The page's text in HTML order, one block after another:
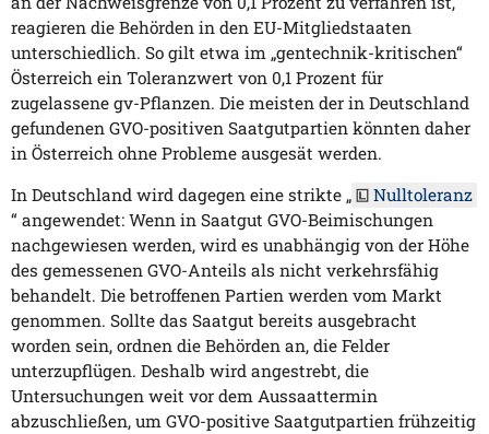
reagieren die Behörden in den EU-Mitgliedstaaten
unterschiedlich. So gilt etwa im „gentechnik-kritischen“
Österreich ein Toleranzwert von 0,1 Prozent für
zugelassene gv-Pflanzen. Die meisten der in Deutschland
gefundenen GVO-positiven Saatgutpartien könnten daher
in Österreich ohne Probleme ausgesät werden.
In Deutschland wird dagegen eine strikte „
Nulltoleranz
“ angewendet: Wenn in Saatgut GVO-Beimischungen
nachgewiesen werden, wird es unabhängig von der Höhe
des gemessenen GVO-Anteils als nicht verkehrsfähig
behandelt. Die betroffenen Partien werden vom Markt
genommen. Sollte das Saatgut bereits ausgebracht
worden sein, ordnen die Behörden an, die Felder
unterzupflügen. Deshalb wird angestrebt, die
Untersuchungen weit vor dem Aussaattermin
abzuschließen, um GVO-positive Saatgutpartien frühzeitig